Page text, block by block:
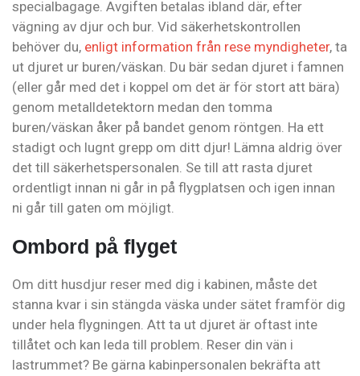
specialbagage. Avgiften betalas ibland där, efter
vägning av djur och bur. Vid säkerhetskontrollen
behöver du, enligt information från rese myndigheter, ta
ut djuret ur buren/väskan. Du bär sedan djuret i famnen
(eller går med det i koppel om det är för stort att bära)
genom metalldetektorn medan den tomma
buren/väskan åker på bandet genom röntgen. Ha ett
stadigt och lugnt grepp om ditt djur! Lämna aldrig över
det till säkerhetspersonalen. Se till att rasta djuret
ordentligt innan ni går in på flygplatsen och igen innan
ni går till gaten om möjligt.
Ombord på flyget
Om ditt husdjur reser med dig i kabinen, måste det
stanna kvar i sin stängda väska under sätet framför dig
under hela flygningen. Att ta ut djuret är oftast inte
tillåtet och kan leda till problem. Reser din vän i
lastrummet? Be gärna kabinpersonalen bekräfta att